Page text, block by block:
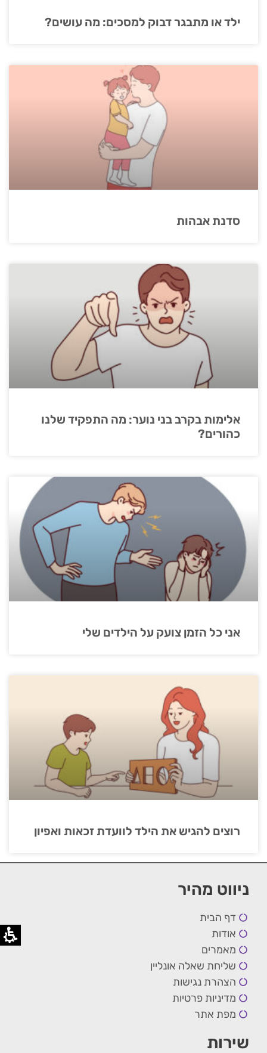
ילד או מתבגר דבוק למסכים: מה עושים?
סדנת אבהות
אלימות בקרב בני נוער: מה התפקיד שלנו
כהורים?
אני כל הזמן צועק על הילדים שלי
רוצים להגיש את הילד לוועדת זכאות ואפיון
ניווט מהיר
דף הבית
אודות
מאמרים
שליחת שאלה אונליין
הצהרת נגישות
מדיניות פרטיות
מפת אתר
שירות